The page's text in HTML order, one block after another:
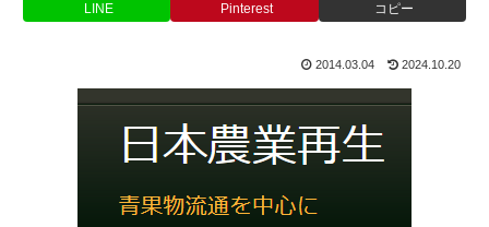
LINE Pinterest コピー
2014.03.04 2024.10.20